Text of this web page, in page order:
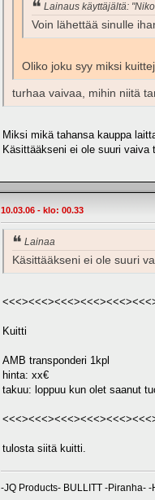
Lainaus käyttäjältä:
Voin lähettää sinulle
Oliko joku syy miksi
turhaa vaivaa, mihin niitä
Miksi mikä tahansa kauppa
Käsittääkseni ei ole suuri
10.03.06 - klo: 00.33
Lainaa
Käsittääkseni ei ole suuri
Kuitti
AMB transponderi 1kpl
hinta: xx€
takuu: loppuu kun olet saanut
tulosta siitä kuitti.
-JQ Products- BULLITT -Piranha-